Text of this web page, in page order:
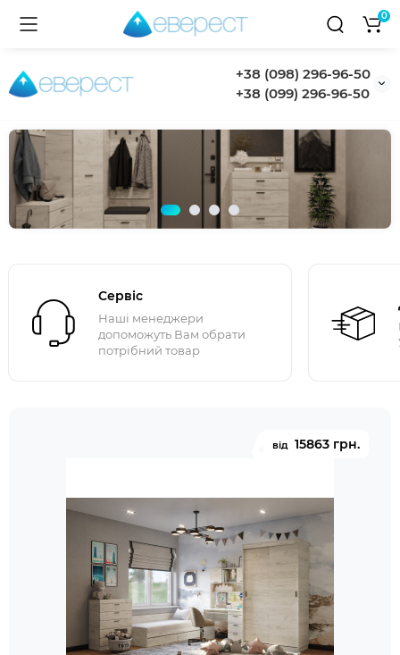
+38 (098) 296-96-50
+38 (099) 296-96-50
0
Сервіс
Наші менеджери
допоможуть Вам обрати
потрібний товар
від 15863 грн.